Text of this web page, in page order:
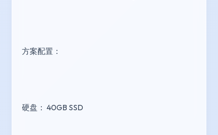
方案配置：
硬盘： 40GB SSD